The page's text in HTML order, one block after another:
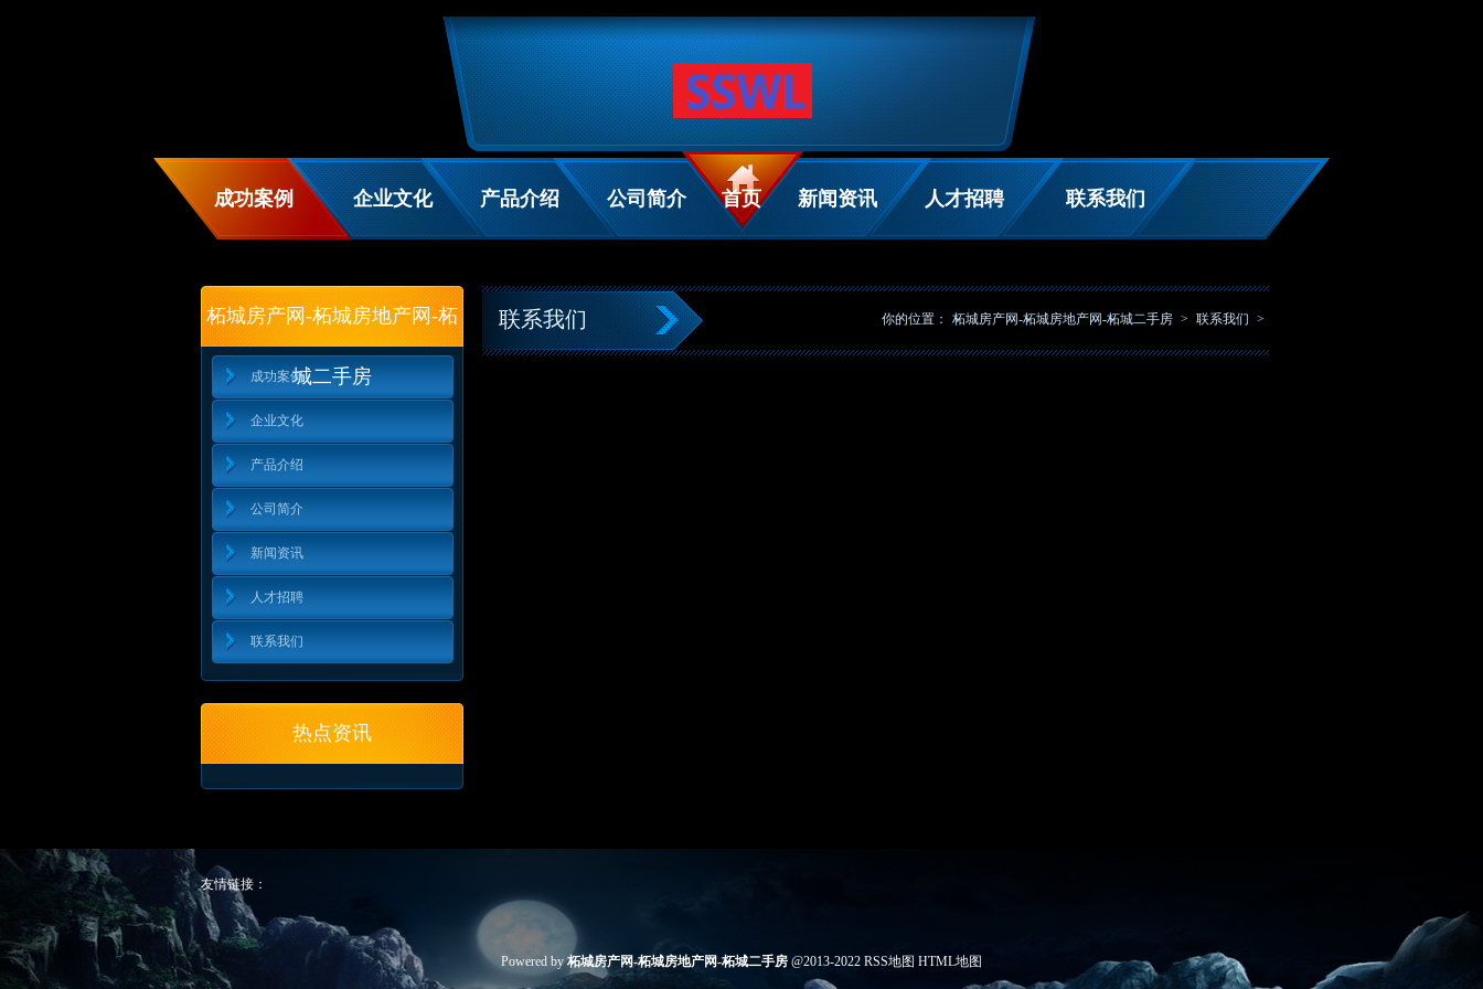
首页
成功案例 企业文化 产品介绍 公司简介 新闻资讯 人才招聘 联系我们
柘城房产网-柘城房地产网-柘
城二手房
成功案例
企业文化
产品介绍
公司简介
新闻资讯
人才招聘
联系我们
热点资讯
联系我们 你的位置： 柘城房产网-柘城房地产网-柘城二手房 > 联系我们 >
友情链接：
Powered by柘城房产网-柘城房地产网-柘城二手房 @2013-2022 RSS地图 HTML地图